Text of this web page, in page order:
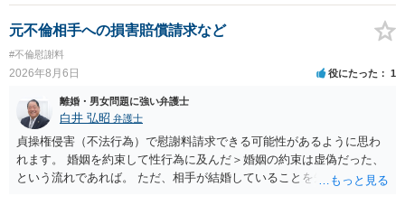
元不倫相手への損害賠償請求など
#不倫慰謝料
2026年8月6日 役にたった 1
離婚・男女問題に強い弁護士
白井 弘昭 弁護士
貞操権侵害（不法行為）で慰謝料請求できる可能性があるように思わ
れます。 婚姻を約束して性行為に及んだ＞婚姻の約束は虚偽だった、
という流れであれば。 ただ、相手が結婚していることを知って行為に